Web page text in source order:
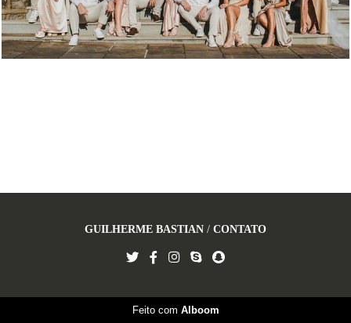
GUILHERME BASTIAN / CONTATO
Feito com Alboom